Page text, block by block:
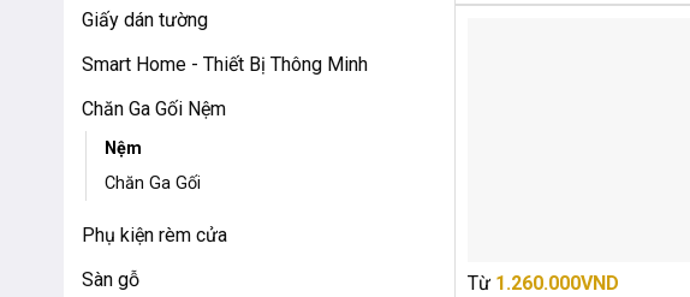
Giấy dán tường
Smart Home - Thiết Bị Thông Minh
Chăn Ga Gối Nệm
Nệm
Chăn Ga Gối
Phụ kiện rèm cửa
Sàn gỗ
Từ 1.260.000VND